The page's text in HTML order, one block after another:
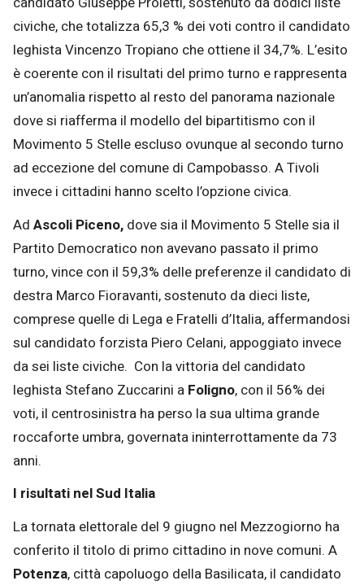
civiche, che totalizza 65,3 % dei voti contro il candidato
leghista Vincenzo Tropiano che ottiene il 34,7%. L’esito
è coerente con il risultati del primo turno e rappresenta
un’anomalia rispetto al resto del panorama nazionale
dove si riafferma il modello del bipartitismo con il
Movimento 5 Stelle escluso ovunque al secondo turno
ad eccezione del comune di Campobasso. A Tivoli
invece i cittadini hanno scelto l’opzione civica.
Ad Ascoli Piceno, dove sia il Movimento 5 Stelle sia il
Partito Democratico non avevano passato il primo
turno, vince con il 59,3% delle preferenze il candidato di
destra Marco Fioravanti, sostenuto da dieci liste,
comprese quelle di Lega e Fratelli d’Italia, affermandosi
sul candidato forzista Piero Celani, appoggiato invece
da sei liste civiche. Con la vittoria del candidato
leghista Stefano Zuccarini a Foligno, con il 56% dei
voti, il centrosinistra ha perso la sua ultima grande
roccaforte umbra, governata ininterrottamente da 73
anni.
I risultati nel Sud Italia
La tornata elettorale del 9 giugno nel Mezzogiorno ha
conferito il titolo di primo cittadino in nove comuni. A
Potenza, città capoluogo della Basilicata, il candidato